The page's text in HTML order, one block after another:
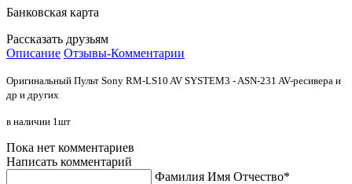
Банковская карта
Рассказать друзьям
Описание Отзывы-Комментарии
Оригинальный Пульт Sony RM-LS10 AV SYSTEM3 - ASN-231 AV-ресивера и
др и других
в наличии 1шт
Пока нет комментариев
Написать комментарий
Фамилия Имя Отчество*